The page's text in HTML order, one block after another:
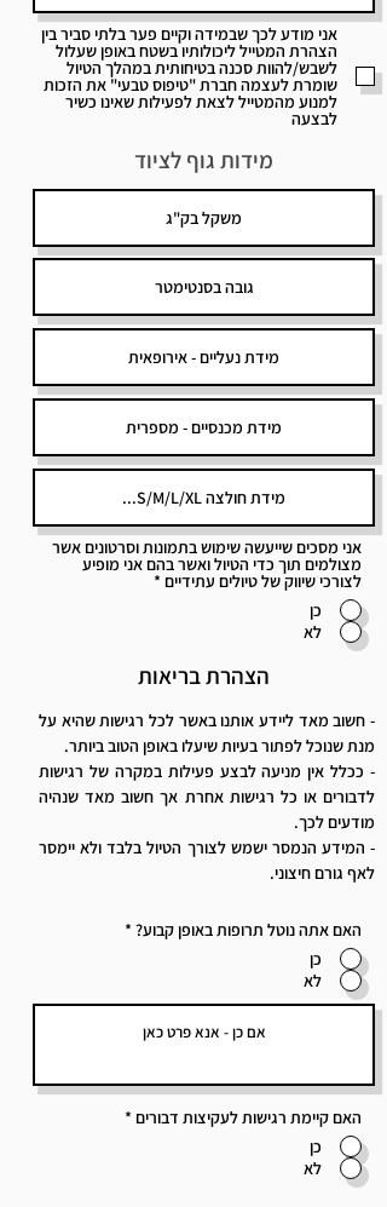
אני מודע לכך שבמידה וקיים פער בלתי סביר בין
הצהרת המטייל ליכולותיו בשטח באופן שעלול
לשבש/להוות סכנה בטיחותית במהלך הטיול
שומרת לעצמה חברת "טיפוס טבעי" את הזכות
למנוע מהמטייל לצאת לפעילות שאינו כשיר
לבצעה
מידות גוף לציוד
אני מסכים שייעשה שימוש בתמונות וסרטונים אשר
מצולמים תוך כדי הטיול ואשר בהם אני מופיע
לצורכי שיווק של טיולים עתידיים*
כן
לא
הצהרת בריאות
- חשוב מאד ליידע אותנו באשר לכל רגישות שהיא על
מנת שנוכל לפתור בעיות שיעלו באופן הטוב ביותר.
- ככלל אין מניעה לבצע פעילות במקרה של רגישות
לדבורים או כל רגישות אחרת אך חשוב מאד שנהיה
מודעים לכך.
- המידע הנמסר ישמש לצורך הטיול בלבד ולא יימסר
לאף גורם חיצוני.
האם אתה נוטל תרופות באופן קבוע?*
כן
לא
האם קיימת רגישות לעקיצות דבורים*
כן
לא